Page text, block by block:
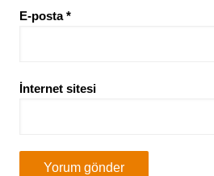
E-posta*
İnternet sitesi